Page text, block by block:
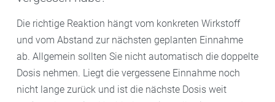
Die richtige Reaktion hängt vom konkreten Wirkstoff
und vom Abstand zur nächsten geplanten Einnahme
ab. Allgemein sollten Sie nicht automatisch die doppelte
Dosis nehmen. Liegt die vergessene Einnahme noch
nicht lange zurück und ist die nächste Dosis weit